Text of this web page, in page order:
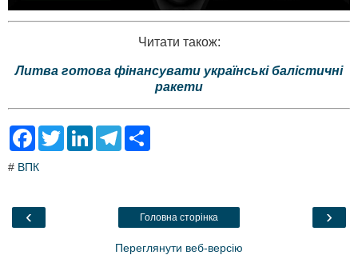
Читати також:
Литва готова фінансувати українські балістичні
ракети
F
e
o
T
L
T
a
# ВПК
‹ ›
Головна сторінка
Переглянути веб-версію